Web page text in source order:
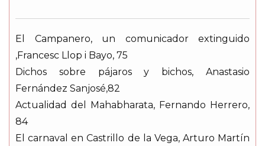
El Campanero, un comunicador extinguido
,Francesc Llop i Bayo, 75
Dichos sobre pájaros y bichos, Anastasio
Fernández Sanjosé,82
Actualidad del Mahabharata, Fernando Herrero,
84
El carnaval en Castrillo de la Vega, Arturo Martín